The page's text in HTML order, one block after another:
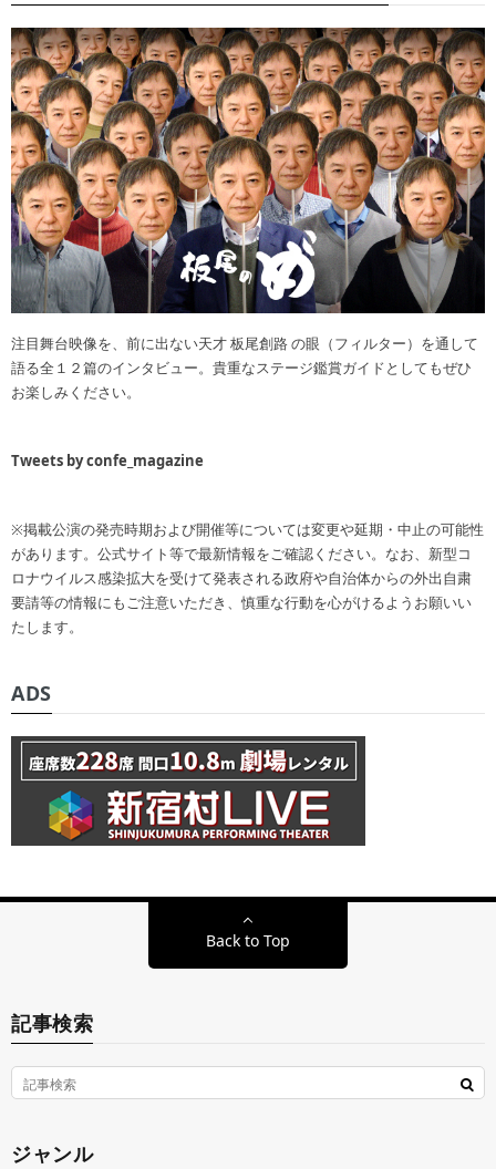
注目舞台映像を、前に出ない天才 板尾創路 の眼（フィルター）を通して
語る全１２篇のインタビュー。貴重なステージ鑑賞ガイドとしてもぜひ
お楽しみください。
Tweets by confe_magazine
※掲載公演の発売時期および開催等については変更や延期・中止の可能性
があります。公式サイト等で最新情報をご確認ください。なお、新型コ
ロナウイルス感染拡大を受けて発表される政府や自治体からの外出自粛
要請等の情報にもご注意いただき、慎重な行動を心がけるようお願いい
たします。
ADS
Back to Top
記事検索
ジャンル